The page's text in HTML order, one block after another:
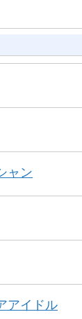
ャン
アイドル